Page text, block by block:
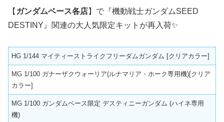
【 ガンダムベース各店】で『機動戦士ガンダムSEED
DESTINY』関連の大人気限定キットが再入荷✨
HG 1/144 マイティーストライクフリーダムガンダム [クリアカラー]
MG 1/100 ガナーザクウォーリア(ルナマリア・ホーク専用機)[クリア
カラー]
MG 1/100 ガンダムベース限定 デスティニーガンダム (ハイネ専用
機)